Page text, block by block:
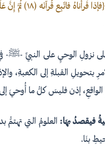
{فإذا قَرأناهُ فاتّبِع قُرآنَه (١٨) ثُمَّ إِنَّ عَلَيْنَا بَيَانَهُ (١٩)}
نزولِ الوحيِ على النبيِّ -ﷺ- في
بتحويلِ القبلةِ إلى الكعبةِ،
إذن فليسَ كلُّ ما أُوحيَ
فيقصدُ بهَا: العلومُ التي تهتمُّ
بنَا.